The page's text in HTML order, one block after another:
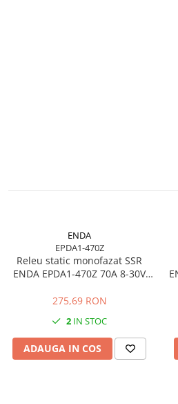
ENDA
EPDA1-470Z
Releu static monofazat SSR
ENDA EPDA1-470Z 70A 8-30V
electrice
275,69 RON
2 IN STOC
ADAUGA IN COS